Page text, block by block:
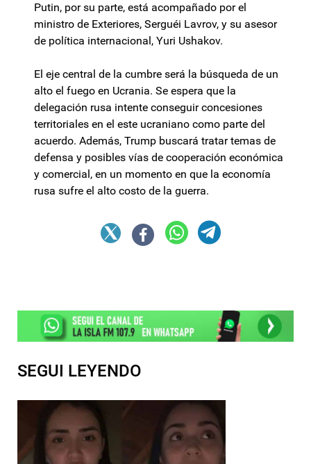
Putin, por su parte, está acompañado por el
ministro de Exteriores, Serguéi Lavrov, y su asesor
de política internacional, Yuri Ushakov.
El eje central de la cumbre será la búsqueda de un
alto el fuego en Ucrania. Se espera que la
delegación rusa intente conseguir concesiones
territoriales en el este ucraniano como parte del
acuerdo. Además, Trump buscará tratar temas de
defensa y posibles vías de cooperación económica
y comercial, en un momento en que la economía
rusa sufre el alto costo de la guerra.
SEGUI LEYENDO